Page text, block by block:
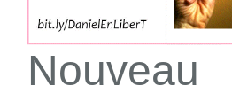
Nouveau